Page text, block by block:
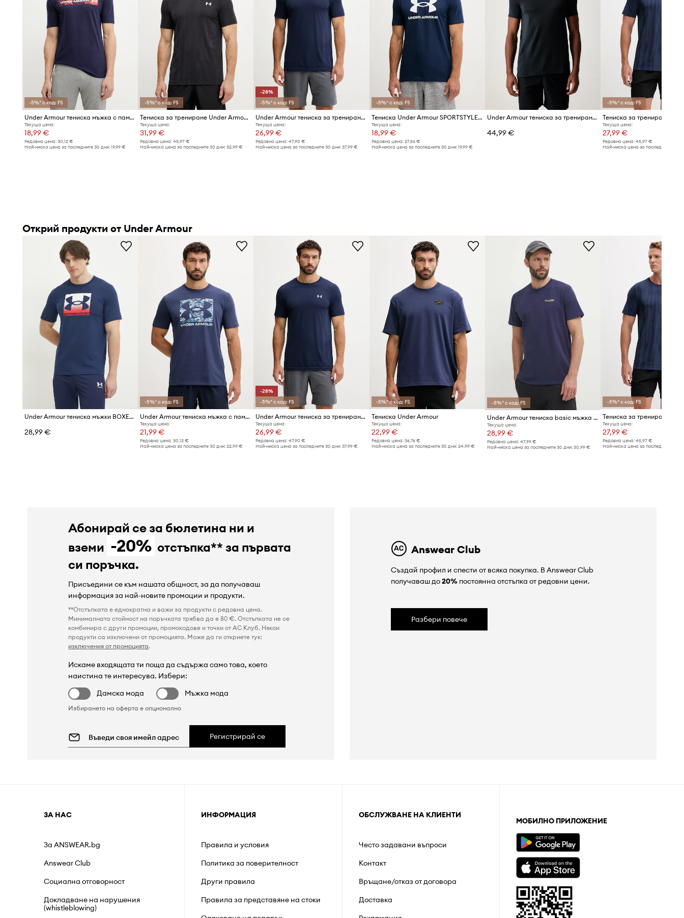
Отвеждане на влагата
– активно отвежда потта от повърхността на
тялото, като допринася за топлинния комфорт
Реглан ръкави
– кройката им осигурява по-голяма подвижност на ръцете,
като предлага пълен обхват на движение
Спортен стил– перфектно се вписва в естетиката на тренировъчното
облекло и модерния techwear
-5%* с код: FS
Under Armour тениска мъжка с памук CAMO CHEST
Текуща цена:
18,99 €
Редовна цена: 30,12 €
Най-ниска цена за последните 30 дни: 19,99 €
-5%* с код: FS
Тениска за трениране Under Armour Vanish Seamless
Текуща цена:
31,99 €
Редовна цена:45,97 €
Най-ниска цена за последните 30 дни:32,99 €
-28%
-5%* с код: FS
Under Armour тениска за трениране мъжка Vanish Seamless
Текуща цена:
26,99 €
Редовна цена: 47,90 €
Най-ниска цена за последните 30 дни: 37,99 €
-5%* с код: FS
Тениска Under Armour SPORTSTYLE LOGO
Текуща цена:
18,99 €
Редовна цена: 27,56 €
Най-ниска цена за последните 30 дни: 19,99 €
Under Armour тениска за трениране мъжка Vanish Seamless
44,99 €
-5%* с код: FS
Текуща цена:
27,99 €
Редовна цена: 45,97 €
Най-ниска цена за последните 30
Открий продукти от Under Armour
Under Armour тениска мъжки BOXED SPORTS UPDATED
28,99 €
-5%* с код: FS
Under Armour тениска мъжка с памук CAMO BOXED LOGO
Текуща цена:
21,99 €
Редовна цена:30,12 €
Най-ниска цена за последните 30 дни:22,99 €
-28%
-5%* с код: FS
Under Armour тениска за трениране мъжка Vanish Seamless
Текуща цена:
26,99 €
Редовна цена: 47,90 €
Най-ниска цена за последните 30 дни: 37,99 €
-5%* с код: FS
Тениска Under Armour
Текуща цена:
22,99 €
Редовна цена: 36,76 €
Най-ниска цена за последните 30 дни: 24,99 €
-5%* с код: FS
Under Armour тениска basic мъжка с памук HW ARMOUR LABEL
Текуща цена:
28,99 €
Редовна цена:47,99 €
Най-ниска цена за последните 30 дни:30,99 €
-5%* с код: FS
Текуща цена:
27,99 €
Редовна цена: 45,97 €
Най-ниска цена за последните 30
Абонирай се за бюлетина ни и
вземи -20% отстъпка** за първата
си поръчка.
Присъедини се към нашата общност, за да получаваш
информация за най-новите промоции и продукти.
**Отстъпката е еднократна и важи за продукти с редовна цена.
Минималната стойност на поръчката трябва да е 80 €. Отстъпката не се
комбинира с други промоции, промокодове и точки от AC Клуб. Някои
продукти са изключени от промоцията. Може да ги откриете тук:
изключения от промоцията.
Искаме входящата ти поща да съдържа само това, което
наистина те интересува. Избери:
Дамска мода
Мъжка мода
Избирането на оферта е опционално
Регистрирай се
Answear Club
Създай профил и спести от всяка покупка. В Answear Club
получаваш до20%постоянна отстъпка от редовни цени.
Разбери повече
ЗА НАС
За ANSWEAR.bg
Answear Club
Социална отговорност
Докладване на нарушения
(whistleblowing)
ИНФОРМАЦИЯ
Правила и условия
Политика за поверителност
Други правила
Правила за представяне на стоки
ОБСЛУЖВАНЕ НА КЛИЕНТИ
Често задавани въпроси
Контакт
Връщане/отказ от договора
Доставка
МОБИЛНО ПРИЛОЖЕНИЕ